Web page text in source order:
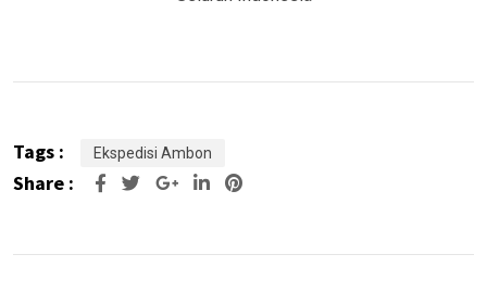
Tags : Ekspedisi Ambon
Share : Google+LinkedIn
Pinterest